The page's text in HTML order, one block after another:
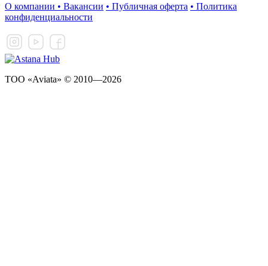
О компании • Вакансии • Публичная оферта • Политика
конфиденциальности
ТОО «Aviata» © 2010—2026